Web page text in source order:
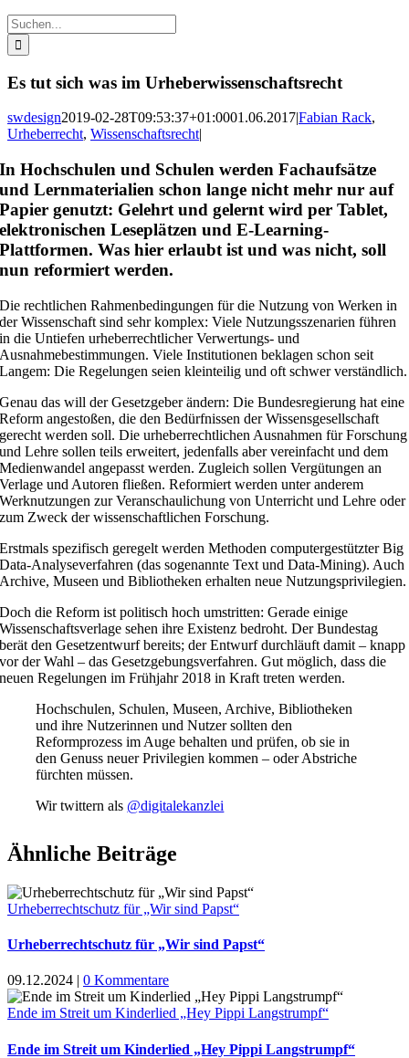
Suche
nach:
Es tut sich was im Urheberwissenschaftsrecht
swdesign2019-02-28T09:53:37+01:0001.06.2017|Fabian Rack,
Urheberrecht, Wissenschaftsrecht|
In Hochschulen und Schulen werden Fachaufsätze
und Lernmaterialien schon lange nicht mehr nur auf
Papier genutzt: Gelehrt und gelernt wird per Tablet,
elektronischen Leseplätzen und E-Learning-
Plattformen. Was hier erlaubt ist und was nicht, soll
nun reformiert werden.
Die rechtlichen Rahmenbedingungen für die Nutzung von Werken in
der Wissenschaft sind sehr komplex: Viele Nutzungsszenarien führen
in die Untiefen urheberrechtlicher Verwertungs- und
Ausnahmebestimmungen. Viele Institutionen beklagen schon seit
Langem: Die Regelungen seien kleinteilig und oft schwer verständlich.
Genau das will der Gesetzgeber ändern: Die Bundesregierung hat eine
Reform angestoßen, die den Bedürfnissen der Wissensgesellschaft
gerecht werden soll. Die urheberrechtlichen Ausnahmen für Forschung
und Lehre sollen teils erweitert, jedenfalls aber vereinfacht und dem
Medienwandel angepasst werden. Zugleich sollen Vergütungen an
Verlage und Autoren fließen. Reformiert werden unter anderem
Werknutzungen zur Veranschaulichung von Unterricht und Lehre oder
zum Zweck der wissenschaftlichen Forschung.
Erstmals spezifisch geregelt werden Methoden computergestützter Big
Data-Analyseverfahren (das sogenannte Text und Data-Mining). Auch
Archive, Museen und Bibliotheken erhalten neue Nutzungsprivilegien.
Doch die Reform ist politisch hoch umstritten: Gerade einige
Wissenschaftsverlage sehen ihre Existenz bedroht. Der Bundestag
berät den Gesetzentwurf bereits; der Entwurf durchläuft damit – knapp
vor der Wahl – das Gesetzgebungsverfahren. Gut möglich, dass die
neuen Regelungen im Frühjahr 2018 in Kraft treten werden.
Hochschulen, Schulen, Museen, Archive, Bibliotheken
und ihre Nutzerinnen und Nutzer sollten den
Reformprozess im Auge behalten und prüfen, ob sie in
den Genuss neuer Privilegien kommen – oder Abstriche
fürchten müssen.
Wir twittern als @digitalekanzlei
Ähnliche Beiträge
Urheberrechtschutz für „Wir sind Papst“
Urheberrechtschutz für „Wir sind Papst“
09.12.2024 | 0 Kommentare
Ende im Streit um Kinderlied „Hey Pippi Langstrumpf“
Ende im Streit um Kinderlied „Hey Pippi Langstrumpf“